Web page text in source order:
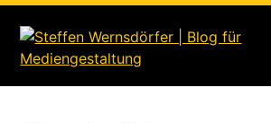
Skip
content